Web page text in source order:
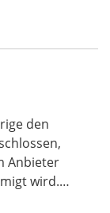
den
Anbieter
wird.…